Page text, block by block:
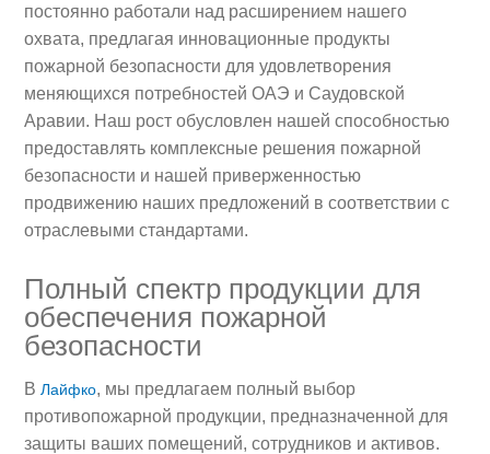
постоянно работали над расширением нашего
охвата, предлагая инновационные продукты
пожарной безопасности для удовлетворения
меняющихся потребностей ОАЭ и Саудовской
Аравии. Наш рост обусловлен нашей способностью
предоставлять комплексные решения пожарной
безопасности и нашей приверженностью
продвижению наших предложений в соответствии с
отраслевыми стандартами.
Полный спектр продукции для
обеспечения пожарной
безопасности
ВЛайфко, мы предлагаем полный выбор
противопожарной продукции, предназначенной для
защиты ваших помещений, сотрудников и активов.